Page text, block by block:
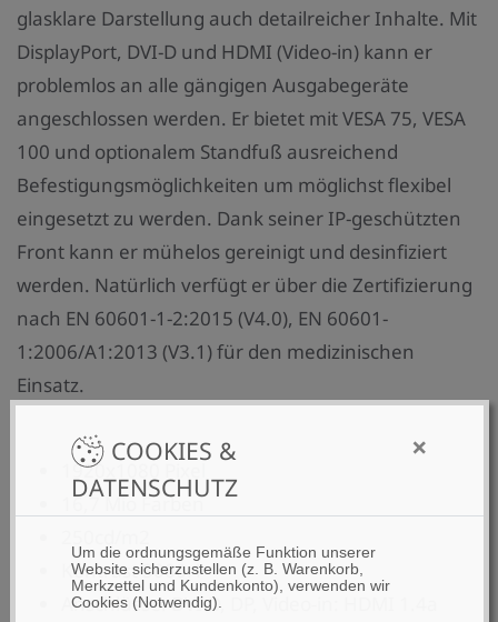
COOKIES &
DATENSCHUTZ
×
Um die ordnungsgemäße Funktion unserer
Website sicherzustellen (z. B. Warenkorb,
Merkzettel und Kundenkonto), verwenden wir
Cookies (Notwendig).
glasklare Darstellung auch detailreicher Inhalte. Mit
DisplayPort, DVI-D und HDMI (Video-in) kann er
problemlos an alle gängigen Ausgabegeräte
angeschlossen werden. Er bietet mit VESA 75, VESA
100 und optionalem Standfuß ausreichend
Befestigungsmöglichkeiten um möglichst flexibel
eingesetzt zu werden. Dank seiner IP-geschützten
Front kann er mühelos gereinigt und desinfiziert
werden. Natürlich verfügt er über die Zertifizierung
nach EN 60601-1-2:2015 (V4.0), EN 60601-
1:2006/A1:2013 (V3.1) für den medizinischen
Einsatz.
1920x1080 Pixel
16,7 Mio Farben
Kontrast 3000:1
Anschlüsse: DVI-D, DP, Video-in: HDMI 1.4a